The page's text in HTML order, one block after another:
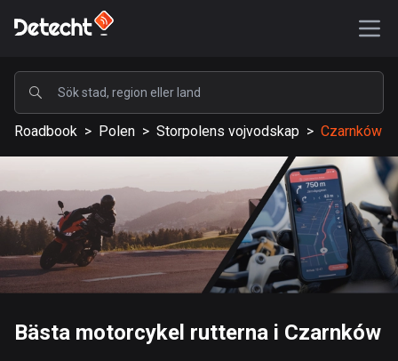
POPULÄRA
USA
587089 rutter
Sverige
203078 rutter
Storbritannien
115109 rutter
Roadbook > Polen > Storpolens vojvodskap > Czarnków
Bästa motorcykel rutterna i Czarnków